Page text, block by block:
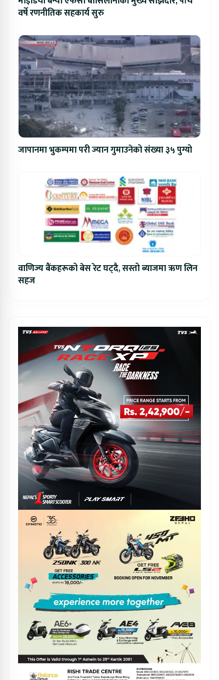
वर्षे रणनीतिक सहकार्य सुरु
जापानमा भुकम्पमा परी ज्यान गुमाउनेको संख्या ३५ पुग्यो
वाणिज्य बैंकहरूको बेस रेट घट्दै, सस्तो ब्याजमा ऋण लिन
सहज